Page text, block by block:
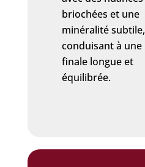
briochées et une
minéralité subtile,
conduisant à une
finale longue et
équilibrée.